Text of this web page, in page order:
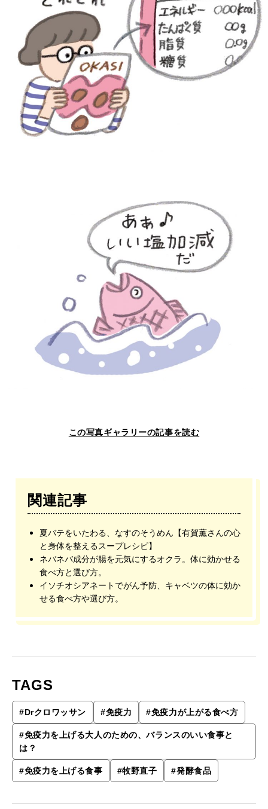
この写真ギャラリーの記事を読む
関連記事
夏バテをいたわる、なすのそうめん【有賀薫さんの心
と身体を整えるスープレシピ】
ネバネバ成分が腸を元気にするオクラ。体に効かせる
食べ方と選び方。
イソチオシアネートでがん予防、キャベツの体に効か
せる食べ方や選び方。
TAGS
#Drクロワッサン #免疫力 #免疫力が上がる食べ方
#免疫力を上げる大人のための、バランスのいい食事と
は？
#免疫力を上げる食事 #牧野直子 #発酵食品